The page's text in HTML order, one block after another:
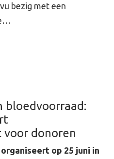
bezig met een
bloedvoorraad:
donoren
op 25 juni in